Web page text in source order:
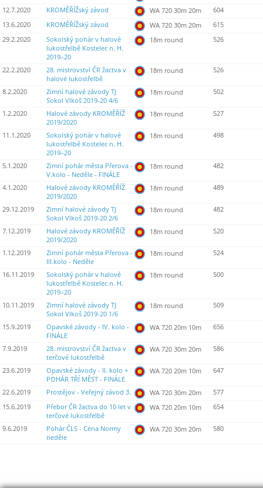
12.7.2020 KROMĚŘÍŽský závod WA 720 30m 20m
604
13.6.2020
KROMĚŘÍŽský závod WA 720 30m 20m
615
29.2.2020
Sokolský pohár v halové
lukostřelbě Kostelec n. H.
2019–20
18m round 526
22.2.2020
28. mistrovství ČR žactva v
halové lukostřelbě
18m round 526
8.2.2020
Zimní halové závody TJ
Sokol Vlkoš 2019-20 4/6
18m round 502
1.2.2020
Halové závody KROMĚŘÍŽ
2019/2020
18m round 527
11.1.2020
Sokolský pohár v halové
lukostřelbě Kostelec n. H.
2019–20
18m round 498
5.1.2020
Zimní pohár města Přerova -
V.kolo - Neděle - FINÁLE
18m round 482
4.1.2020
Halové závody KROMĚŘÍŽ
2019/2020
18m round 489
29.12.2019
Zimní halové závody TJ
Sokol Vlkoš 2019-20 2/6
18m round 482
7.12.2019
Halové závody KROMĚŘÍŽ
2019/2020
18m round 520
1.12.2019
Zimní pohár města Přerova -
III.kolo - Neděle
18m round 524
16.11.2019
Sokolský pohár v halové
lukostřelbě Kostelec n. H.
2019–20
18m round 500
10.11.2019
Zimní halové závody TJ
Sokol Vlkoš 2019-20 1/6
18m round 509
15.9.2019
Opavské závody - IV. kolo -
FINÁLE
WA 720 20m 10m 656
7.9.2019
28. mistrovství ČR žactva v
terčové lukostřelbě
WA 720 30m 20m 586
23.6.2019
Opavské závody - II. kolo +
POHÁR TŘÍ MĚST - FINÁLE
WA 720 20m 10m 647
22.6.2019 Prostějov - Veřejný závod 3. WA 720 30m 20m
577
15.6.2019
Přebor ČR žactva do 10 let v
terčové lukostřelbě
WA 720 20m 10m 654
9.6.2019
Pohár ČLS - Cena Normy
neděle
WA 720 30m 20m 580